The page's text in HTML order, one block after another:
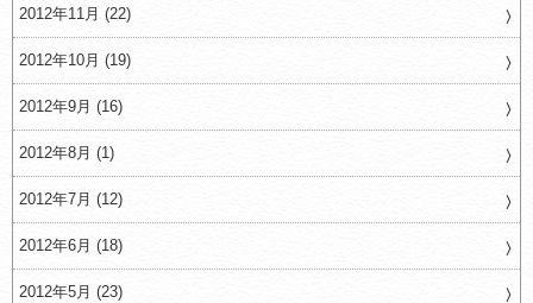
2012年11月 (22)
2012年10月 (19)
2012年9月 (16)
2012年8月 (1)
2012年7月 (12)
2012年6月 (18)
2012年5月 (23)